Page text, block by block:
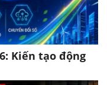
Kiến tạo động